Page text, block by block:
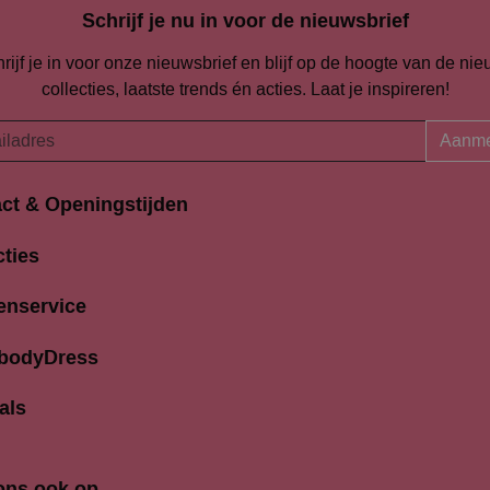
Schrijf je nu in voor de nieuwsbrief
je in voor onze nieuwsbrief en blijf op de hoogte van de
collecties, laatste trends én acties. Laat je inspireren!
& Openingstijden
94-96